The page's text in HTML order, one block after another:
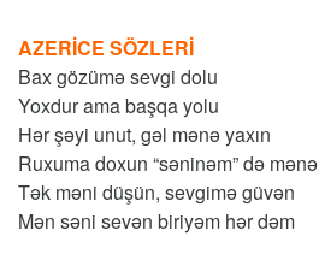
AZERİCE SÖZLERİ
Bax gözümə sevgi dolu
Yoxdur ama başqa yolu
Hər şəyi unut, gəl mənə yaxın
Ruxuma doxun “səninəm” də mənə
Tək məni düşün, sevgimə güvən
Mən səni sevən biriyəm hər dəm